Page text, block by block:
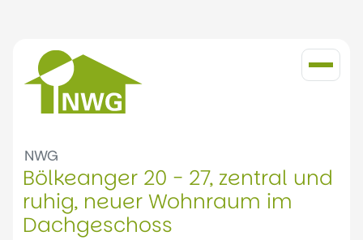
NWG
Bölkeanger 20 - 27, zentral und
ruhig, neuer Wohnraum im
Dachgeschoss